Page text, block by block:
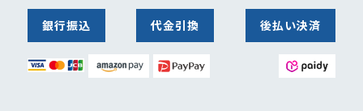
銀行振込 代金引換 後払い決済